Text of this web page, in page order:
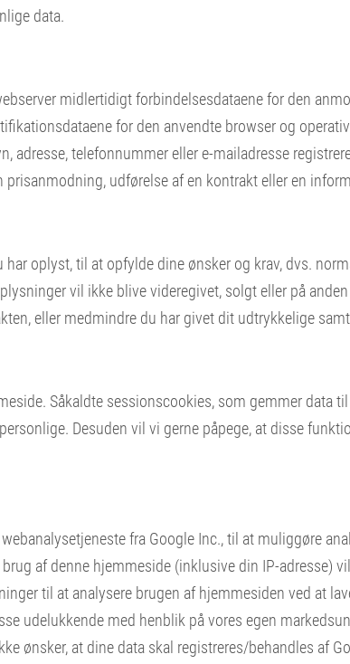
data.
midlertidigt forbindelsesdataene for den
for den anvendte browser og
adresse, telefonnummer eller e-mailadresse
udførelse af en kontrakt eller en
oplyst, til at opfylde dine ønsker og krav, dvs.
vil ikke blive videregivet, solgt eller på
eller medmindre du har givet dit udtrykkelige
Såkaldte sessionscookies, som gemmer data
Desuden vil vi gerne påpege, at disse
fra Google Inc., til at muliggøre
af denne hjemmeside (inklusive din IP-adresse)
til at analysere brugen af ​​hjemmesiden ved at
udelukkende med henblik på vores egen
ønsker, at dine data skal registreres/behandles af